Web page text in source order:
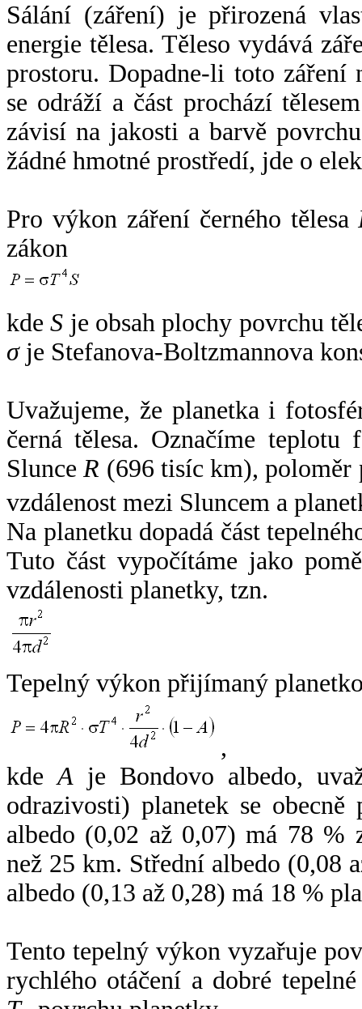
Sálání (záření) je přirozená
energie tělesa. Těleso vydává
prostoru. Dopadne-li toto záření
se odráží a část prochází
závisí na jakosti a barvě
žádné hmotné prostředí, jde o
Pro výkon záření černého tělesa
zákon
kdeS je obsah plochy povrchu
σje Stefanova-Boltzmannova
Uvažujeme, že planetka i
černá tělesa. Označíme
SlunceR (696 tisíc km),
vzdálenost mezi Sluncem a
Na planetku dopadá část
Tuto část vypočítáme jako
vzdálenosti planetky, tzn.
Tepelný výkon přijímaný
,
kdeA je Bondovo albedo,
odrazivosti) planetek se
albedo (0,02 až 0,07) má 78 %
než 25 km. Střední albedo (0,08
albedo (0,13 až 0,28) má 18 %
Tento tepelný výkon vyzařuje
rychlého otáčení a dobré